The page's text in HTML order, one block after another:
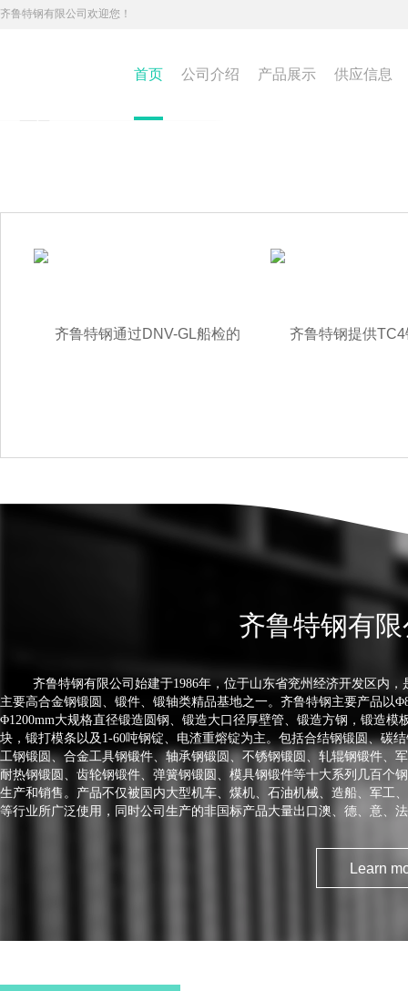
齐鲁特钢有限公司欢迎您！
首页 公司介绍 产品展示 供应信息
齐鲁特钢有
齐鲁特钢有限公司始建于1986年，位于山东省兖州经济开发区内，
主要高合金钢锻圆、锻件、锻轴类精品基地之一。齐鲁特钢主要产品以
Φ1200mm大规格直径锻造圆钢、锻造大口径厚壁管、锻造方钢，锻造模
块，锻打模条以及1-60吨钢锭、电渣重熔锭为主。包括合结钢锻圆、碳
工钢锻圆、合金工具钢锻件、轴承钢锻圆、不锈钢锻圆、轧辊钢锻件、
耐热钢锻圆、齿轮钢锻件、弹簧钢锻圆、模具钢锻件等十大系列几百个
生产和销售。产品不仅被国内大型机车、煤机、石油机械、造船、军工
等行业所广泛使用，同时公司生产的非国标产品大量出口澳、德、意、
厅批准，享受进出口经营权，是一家集生产、贸易、新产品开发于一体
钢企业。职工人数2800人，其中高中级工程人员560人。占地面积1000亩
23万平方米，固定资产12亿元，年生产特殊钢锻能力达60万吨，已具备
炉及VD真空脱气炉各2台，1-20T电渣重熔炉7台； 5T电液锤3台，800吨
Learn